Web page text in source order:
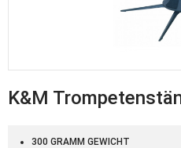
K&M
300 GRAMM GEWICHT